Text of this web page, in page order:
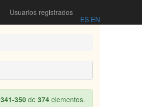
Usuarios registrados
ES EN
341-350 de 374 elementos.